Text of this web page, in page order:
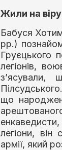
Жили на віру
Бабуся
рр.)
Груєцького
легіонів,
що
легіони,
армії, який